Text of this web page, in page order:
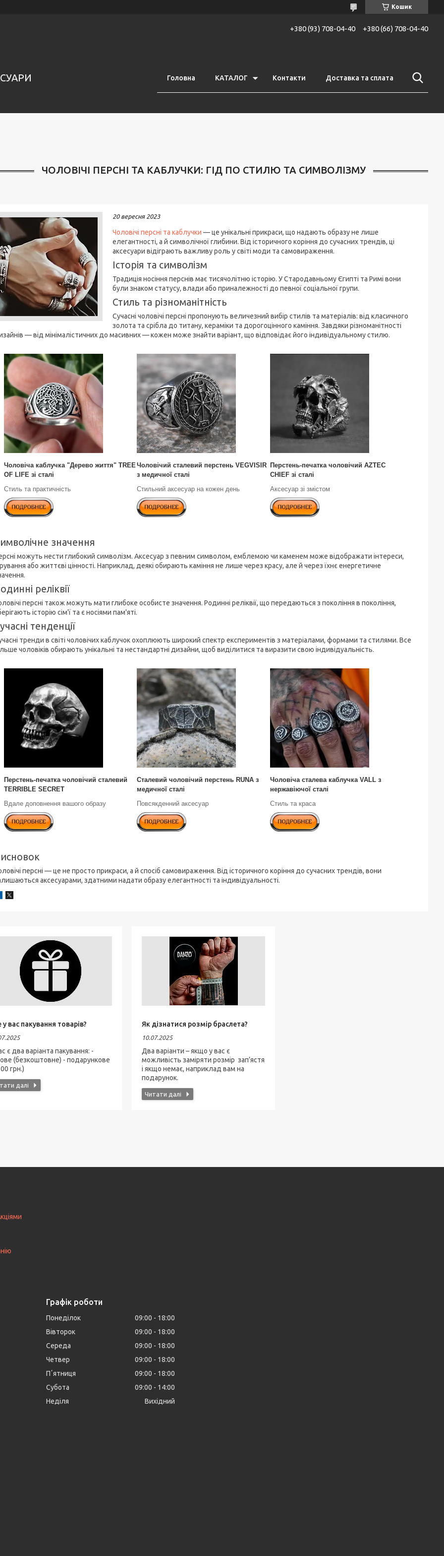
Кошик
+380 (93) 708-04-40 +380 (66) 708-04-40
Головна КАТАЛОГ Контакти Доставка та сплата
ЧОЛОВІЧІ ПЕРСНІ ТА КАБЛУЧКИ: ГІД ПО СТИЛЮ ТА СИМВОЛІЗМУ
20 вересня 2023
Чоловічі персні та каблучки — це унікальні прикраси, що надають образу не лише
елегантності, а й символічної глибини. Від історичного коріння до сучасних трендів, ці
аксесуари відіграють важливу роль у світі моди та самовираження.
Історія та символізм
Традиція носіння перснів має тисячолітню історію. У Стародавньому Єгипті та Римі вони
були знаком статусу, влади або приналежності до певної соціальної групи.
Стиль та різноманітність
Сучасні чоловічі персні пропонують величезний вибір стилів та матеріалів: від класичного
золота та срібла до титану, кераміки та дорогоцінного каміння. Завдяки різноманітності
— від мінімалістичних до масивних — кожен може знайти варіант, що відповідає його індивідуальному стилю.
Чоловіча каблучка "Дерево життя" TREE
OF LIFE зі сталі
Стиль та практичність
Чоловічий сталевий перстень VEGVISIR
з медичної сталі
Стильний аксесуар на кожен день
Перстень-печатка чоловічий AZTEC
CHIEF зі сталі
Аксесуар зі змістом
значення
можуть нести глибокий символізм. Аксесуар з певним символом, емблемою чи каменем може відображати інтереси,
або життєві цінності. Наприклад, деякі обирають каміння не лише через красу, але й через їхнє енергетичне
реліквії
персні також можуть мати глибоке особисте значення. Родинні реліквії, що передаються з покоління в покоління,
історію сім'ї та є носіями пам'яті.
тенденції
тренди в світі чоловічих каблучок охоплюють широкий спектр експериментів з матеріалами, формами та стилями. Все
чоловіків обирають унікальні та нестандартні дизайни, щоб виділитися та виразити свою індивідуальність.
Перстень-печатка чоловічий сталевий
TERRIBLE SECRET
Вдале доповнення вашого образу
Сталевий чоловічий перстень RUNA з
медичної сталі
Повсякденний аксесуар
Чоловіча сталева каблучка VALL з
нержавіючої сталі
Стиль та краса
персні — це не просто прикраси, а й спосіб самовираження. Від історичного коріння до сучасних трендів, вони
аксесуарами, здатними надати образу елегантності та індивідуальності.
у вас пакування товарів?
є два варіанта пакування: -
(безкоштовне) - подарункове
грн.)
Як дізнатися розмір браслета?
10.07.2025
Два варіанти – якщо у вас є
можливість заміряти розмір зап’ястя
і якщо немає, наприклад вам на
подарунок.
Графік роботи
Понеділок 09:00
18:00
Вівторок
09:00
18:00
Середа
09:00
18:00
Четвер
09:00
18:00
Пʼятниця
09:00
18:00
Субота
09:00
14:00
Неділя
Вихідний